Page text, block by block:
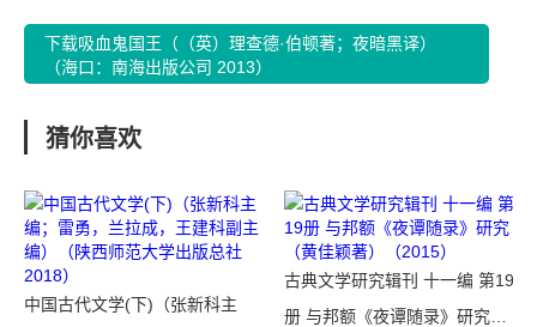
下载吸血鬼国王（（英）理查德·伯顿著；夜暗黑译）
（海口：南海出版公司 2013）
猜你喜欢
中国古代文学(下)（张新科主
古典文学研究辑刊 十一编 第19
册 与邦额《夜谭随录》研究